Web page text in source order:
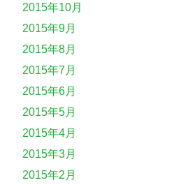
2015年10月
2015年9月
2015年8月
2015年7月
2015年6月
2015年5月
2015年4月
2015年3月
2015年2月